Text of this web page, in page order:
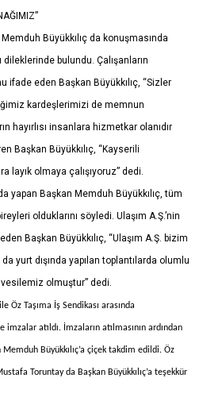
Büyükkılıç da konuşmasında
bulundu. Çalışanların
eden Başkan Büyükkılıç, “Sizler
kardeşlerimizi de memnun
hayırlısı insanlara hizmetkar olanıdır
Başkan Büyükkılıç, “Kayserili
layık olmaya çalışıyoruz” dedi.
yapan Başkan Memduh Büyükkılıç, tüm
olduklarını söyledi. Ulaşım A.Ş.’nin
Başkan Büyükkılıç, “Ulaşım A.Ş. bizim
yurt dışında yapılan toplantılarda olumlu
olmuştur” dedi.
Öz Taşıma İş Sendikası arasında
atıldı. İmzaların atılmasının ardından
Memduh Büyükkılıç’a çiçek takdim edildi. Öz
Toruntay da Başkan Büyükkılıç’a teşekkür